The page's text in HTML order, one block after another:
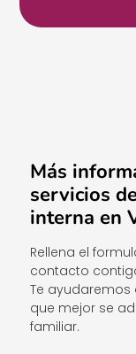
Más
servicios
interna en
Rellena el
contacto
Te
que mejor se
familiar.